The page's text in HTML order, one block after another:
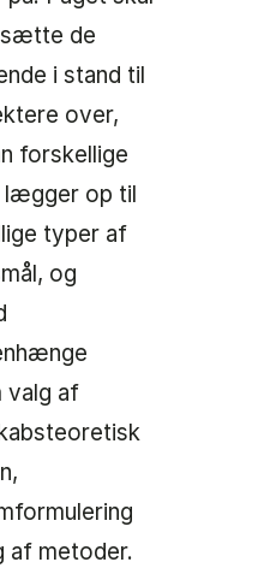
de
i stand til
over,
forskellige
lægger op til
typer af
og
valg af
af metoder.